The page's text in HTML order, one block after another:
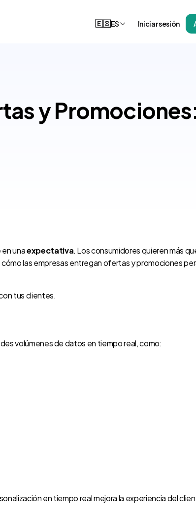
🇪🇸ES Iniciar sesión
y
unaexpectativa. Los consumidores quieren más
las empresas entregan ofertas y promociones
tus clientes.
volúmenes de datos en tiempo real, como:
en tiempo real mejora la experiencia del